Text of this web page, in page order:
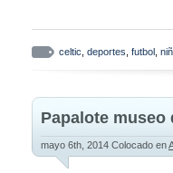
celtic deportes futbol
Papalote museo
mayo 6th, 2014 Colocado en